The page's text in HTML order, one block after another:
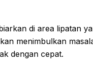
di area lipatan
menimbulkan
dengan cepat.